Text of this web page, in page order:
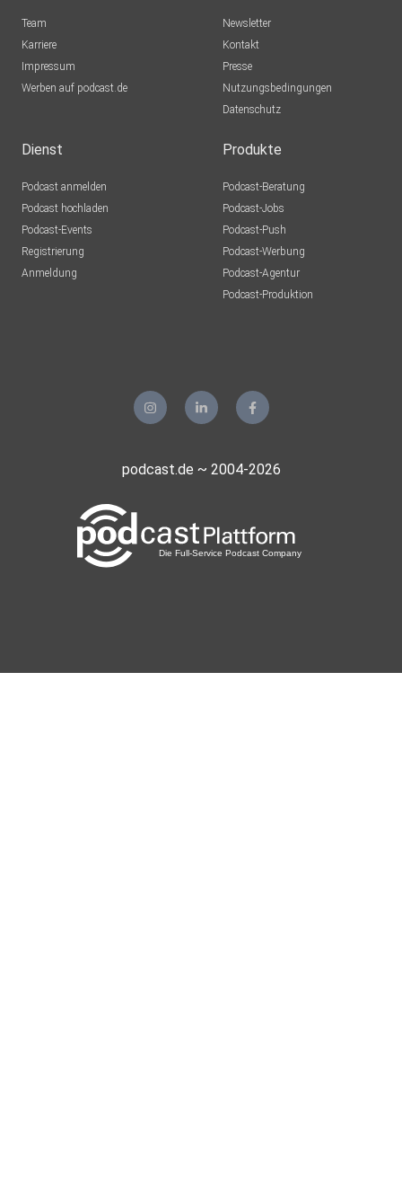
Team
Karriere
Impressum
Werben auf podcast.de
Newsletter
Kontakt
Presse
Nutzungsbedingungen
Datenschutz
Dienst
Podcast anmelden
Podcast hochladen
Podcast-Events
Registrierung
Anmeldung
Produkte
Podcast-Beratung
Podcast-Jobs
Podcast-Push
Podcast-Werbung
Podcast-Agentur
Podcast-Produktion
podcast.de ~ 2004-2026